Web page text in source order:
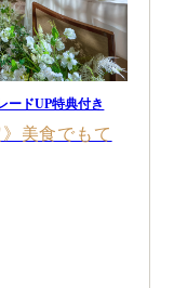
ードUP特典付き
美食でもて